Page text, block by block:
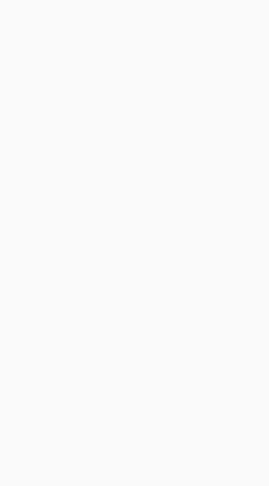
för att få en glimt av den
din lem med varje stöt.
har tjocka väggar. Det betyder
materialet tillbaka mot dig när
av få japanska porrstjärnor som